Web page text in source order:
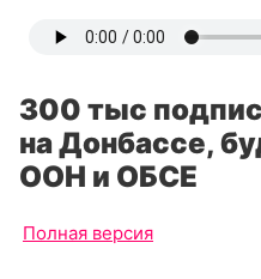
300 тыс
на Донбассе,
ООН и ОБСЕ
Полная версия